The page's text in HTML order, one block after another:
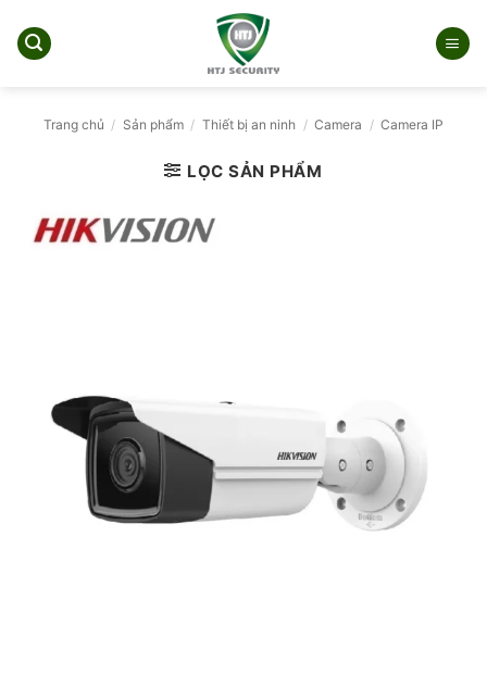
qua
Trang chủ / Sản phẩm / Thiết bị an ninh / Camera / Camera IP
LỌC SẢN PHẨM